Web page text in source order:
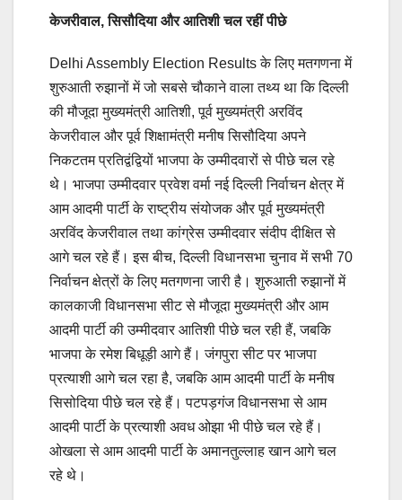
केजरीवाल, सिसौदिया और आतिशी चल रहीं पीछे
Delhi Assembly Election Results के लिए मतगणना में
शुरुआती रुझानों में जो सबसे चौकाने वाला तथ्य था कि दिल्ली
की मौजूदा मुख्यमंत्री आतिशी, पूर्व मुख्यमंत्री अरविंद
केजरीवाल और पूर्व शिक्षामंत्री मनीष सिसौदिया अपने
निकटतम प्रतिद्वंद्वियों भाजपा के उम्मीदवारों से पीछे चल रहे
थे। भाजपा उम्मीदवार प्रवेश वर्मा नई दिल्ली निर्वाचन क्षेत्र में
आम आदमी पार्टी के राष्ट्रीय संयोजक और पूर्व मुख्यमंत्री
अरविंद केजरीवाल तथा कांग्रेस उम्मीदवार संदीप दीक्षित से
आगे चल रहे हैं। इस बीच, दिल्ली विधानसभा चुनाव में सभी 70
निर्वाचन क्षेत्रों के लिए मतगणना जारी है। शुरुआती रुझानों में
कालकाजी विधानसभा सीट से मौजूदा मुख्यमंत्री और आम
आदमी पार्टी की उम्मीदवार आतिशी पीछे चल रही हैं, जबकि
भाजपा के रमेश बिधूड़ी आगे हैं। जंगपुरा सीट पर भाजपा
प्रत्याशी आगे चल रहा है, जबकि आम आदमी पार्टी के मनीष
सिसोदिया पीछे चल रहे हैं। पटपड़गंज विधानसभा से आम
आदमी पार्टी के प्रत्याशी अवध ओझा भी पीछे चल रहे हैं।
ओखला से आम आदमी पार्टी के अमानतुल्लाह खान आगे चल
रहे थे।